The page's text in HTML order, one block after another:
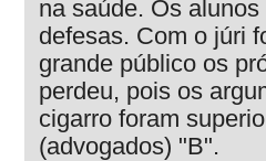
na saúde. Os
defesas. Com o júri
grande público os
perdeu, pois os
cigarro foram
(advogados) "B".